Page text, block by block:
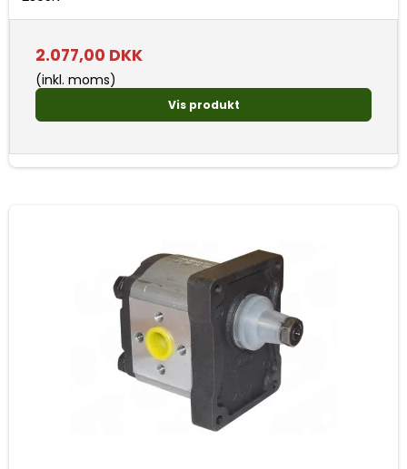
2.077,00 DKK
(inkl. moms)
Vis produkt